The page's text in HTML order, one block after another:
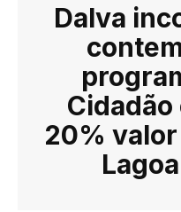
Dalva
Cidadão
20%